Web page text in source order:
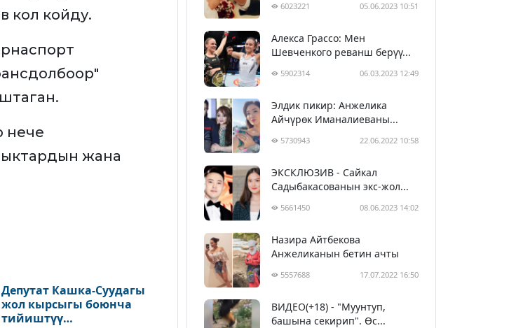
кол койду.
нече
жана
Депутат Кашка-Суудагы
жол кырсыгы боюнча
тийиштүү
6023221 05.06.2023 10:51
Алекса Грассо: Мен
Шевченкого реванш берүү...
5902314 06.03.2023 12:49
Элдик пикир: Анжелика
Айчүрөк Иманалиеваны...
5730943 22.06.2022 10:58
ЭКСКЛЮЗИВ - Сайкал
Садыбакасованын экс-жол...
5661450 08.06.2023 14:02
Назира Айтбекова
Анжеликанын бетин ачты
5557688 17.07.2022 16:50
ВИДЕО(+18) - "Муунтуп,
башына секирип". Өс...